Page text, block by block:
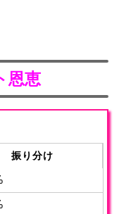
恩恵
振り分け